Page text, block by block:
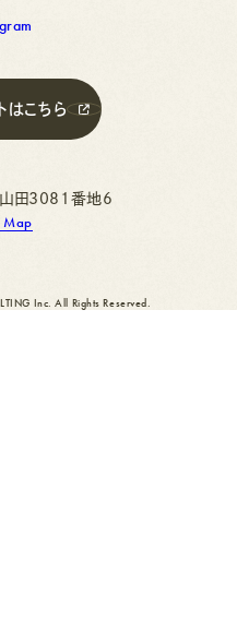
gram
ト はこち ら
田3081番地6
Map
Inc. All Rights Reserved.